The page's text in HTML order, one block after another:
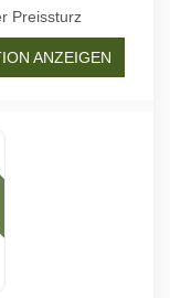
Preissturz
ANZEIGEN